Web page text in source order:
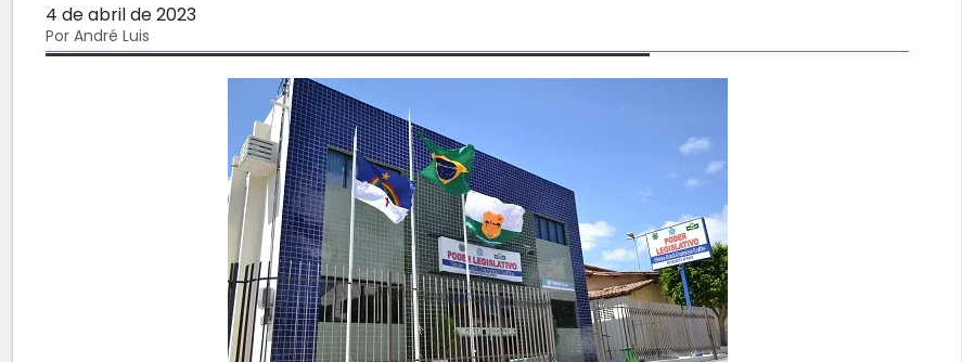
4 de abril de 2023
Por André Luis